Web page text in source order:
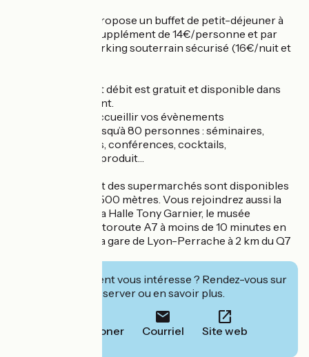
L'établissement propose un buffet de petit-déjeuner à
volonté pour un supplément de 14€/personne et par
jour ainsi qu'un parking souterrain sécurisé (16€/nuit et
Le réseau wifi haut débit est gratuit et disponible dans
tout l'établissement.
Un espace peut accueillir vos évènements
professionnels, jusqu’à 80 personnes : séminaires,
réunions d’affaires, conférences, cocktails,
présentations de produit…
Des restaurants et des supermarchés sont disponibles
dans un rayon de 500 mètres. Vous rejoindrez aussi la
salle de concert La Halle Tony Garnier, le musée
Confluence et l'autoroute A7 à moins de 10 minutes en
voiture, ainsi que la gare de Lyon-Perrache à 2 km du Q7
Cet établissement vous intéresse ? Rendez-vous sur
leur site pour réserver ou en savoir plus.
Téléphoner Courriel Site web